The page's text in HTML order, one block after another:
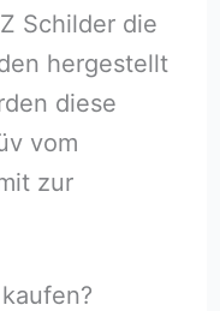
Schilder die
hergestellt
diese
vom
zur